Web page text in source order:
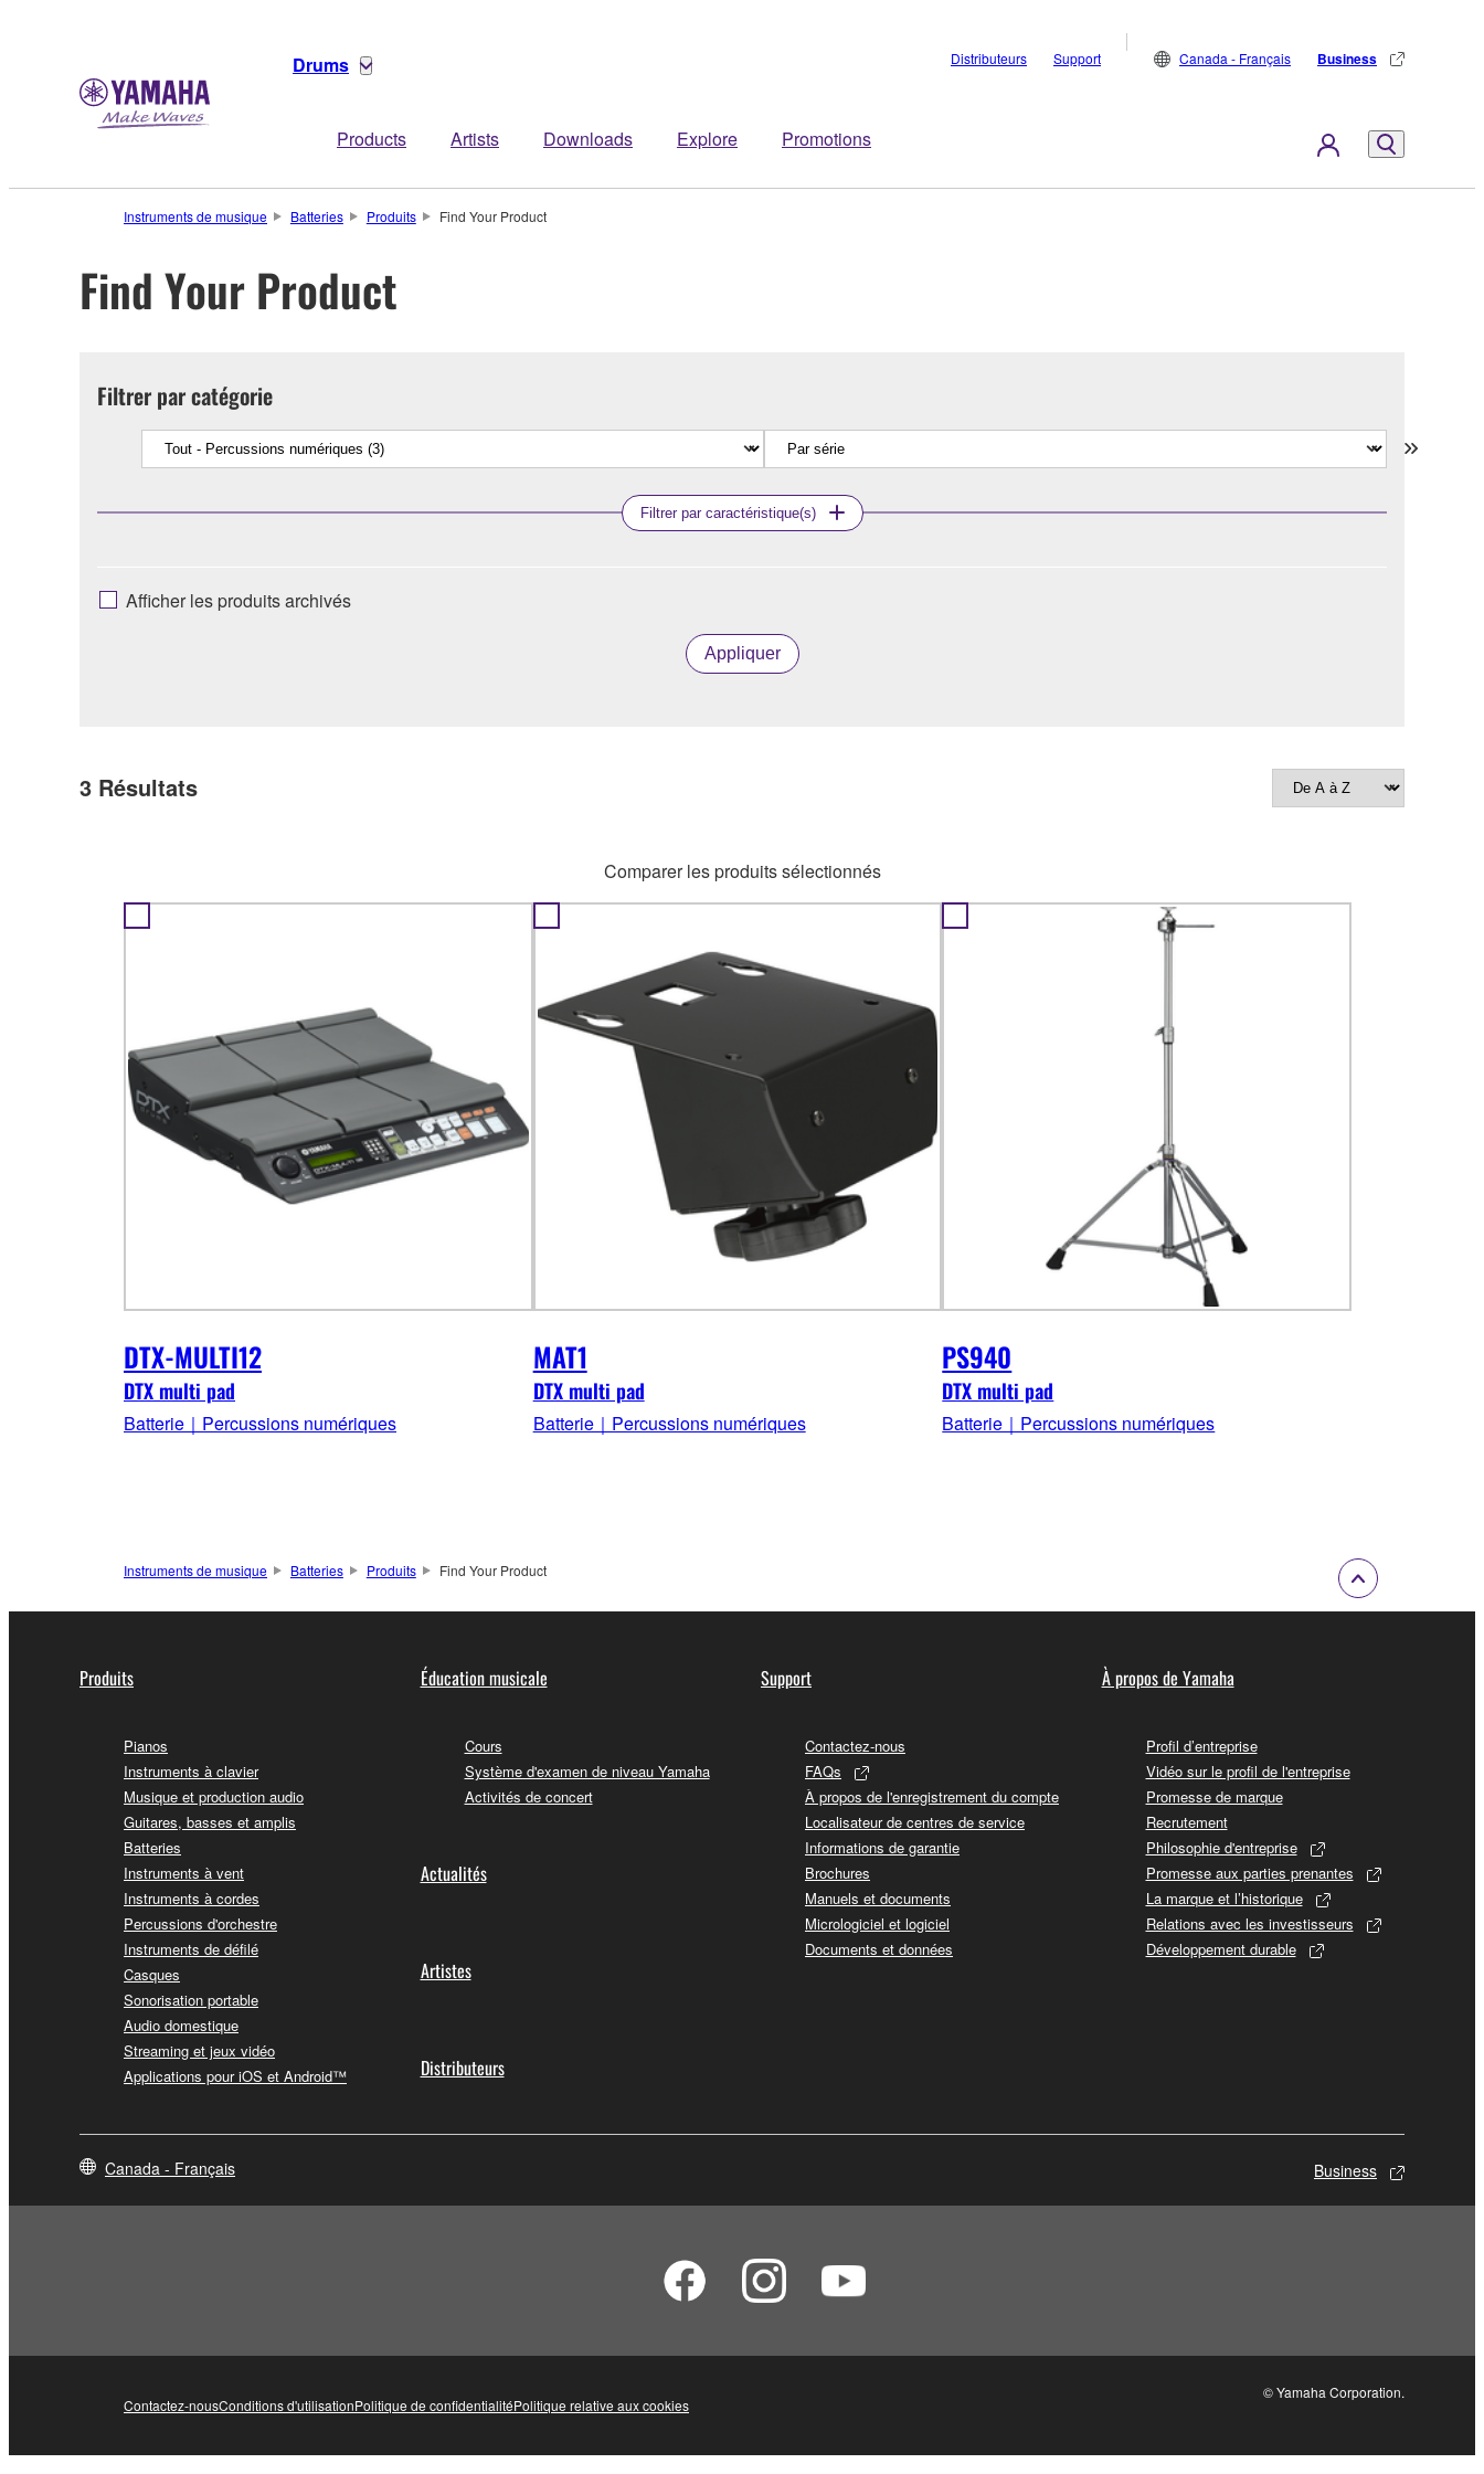
Drums
Products Artists Downloads Explore Promotions
Distributeurs Support Canada - Français Business
Instruments de musique Batteries Produits Find Your Product
Find Your Product
Filtrer par catégorie
Filtrer par caractéristique(s)
Afficher les produits archivés
Appliquer
3 Résultats
Comparer les produits sélectionnés
DTX-MULTI12
DTX multi pad
Batterie｜Percussions numériques
MAT1
DTX multi pad
Batterie｜Percussions numériques
PS940
DTX multi pad
Batterie｜Percussions numériques
Instruments de musique Batteries Produits Find Your Product
Produits
Pianos
Instruments à clavier
Musique et production audio
Guitares, basses et amplis
Batteries
Instruments à vent
Instruments à cordes
Percussions d'orchestre
Instruments de défilé
Casques
Sonorisation portable
Audio domestique
Streaming et jeux vidéo
Applications pour iOS et Android™
Éducation musicale
Cours
Système d'examen de niveau Yamaha
Activités de concert
Actualités
Artistes
Distributeurs
Support
Contactez-nous
FAQs
À propos de l'enregistrement du compte
Localisateur de centres de service
Informations de garantie
Brochures
Manuels et documents
Micrologiciel et logiciel
Documents et données
À propos de Yamaha
Profil d’entreprise
Vidéo sur le profil de l'entreprise
Promesse de marque
Recrutement
Philosophie d'entreprise
Promesse aux parties prenantes
La marque et l’historique
Relations avec les investisseurs
Développement durable
Canada - Français Business
Contactez-nousConditions d'utilisationPolitique de confidentialitéPolitique relative aux cookies
© Yamaha Corporation.